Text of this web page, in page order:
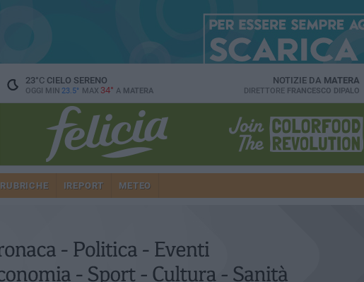
23°CCIELO SERENO
OGGI MIN 23.5° MAX 34° A MATERA
NOTIZIE DA MATERA
DIRETTORE FRANCESCO DIPALO
RUBRICHE IREPORT METEO